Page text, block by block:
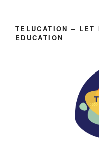
TELUCATION – LET
EDUCATION